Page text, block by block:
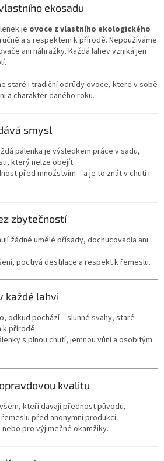
ekosadu
je ovoce z vlastního ekologického
a s respektem k přírodě. Nepoužíváme
ani náhražky. Každá lahev vzniká jen
staré i tradiční odrůdy ovoce, které v sobě
a charakter daného roku.
smysl
pálenka je výsledkem práce v sadu,
který nelze obejít.
před množstvím – a je to znát v chuti i
zbytečností
žádné umělé přísady, dochucovadla ani
poctivá destilace a respekt k řemeslu.
každé lahvi
odkud pochází – slunné svahy, staré
k přírodě.
s plnou chutí, jemnou vůní a osobitým
kvalitu
kteří dávají přednost původu,
před anonymní produkcí.
pro výjimečné okamžiky.